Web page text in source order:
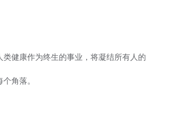
健康作为终生的事业，将凝结所有人的
角落。